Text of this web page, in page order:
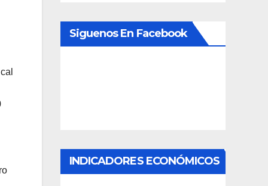
Siguenos En Facebook
INDICADORES ECONÓMICOS